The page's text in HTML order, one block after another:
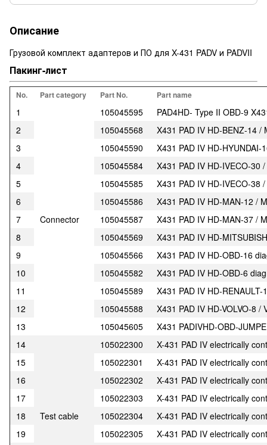
Описание
Грузовой комплект адаптеров и ПО для X-431 PADV и PADVII
Пакинг-лист
No. Part category Part No. Part name
1
Connector
105045595
PAD4HD- Type II OBD-9
2
105045568
X431 PAD IV HD-BENZ-14
3
105045590
X431 PAD IV HD-
4
105045584
X431 PAD IV HD-IVECO-30
5
105045585
X431 PAD IV HD-IVECO-38
6
105045586
X431 PAD IV HD-MAN-12 /
7
105045587
X431 PAD IV HD-MAN-37 /
8
105045569
X431 PAD IV HD-
9
105045566
X431 PAD IV HD-OBD-16
10
105045582
X431 PAD IV HD-OBD-6
11
105045589
X431 PAD IV HD-
12
105045588
X431 PAD IV HD-VOLVO-8
13
105045605
X431 PADIVHD-OBD-
14
Test cable
105022300
X-431 PAD IV electrically
15
105022301
X-431 PAD IV electrically
16
105022302
X-431 PAD IV electrically
17
105022303
X-431 PAD IV electrically
18
105022304
X-431 PAD IV electrically
19
105022305
X-431 PAD IV electrically